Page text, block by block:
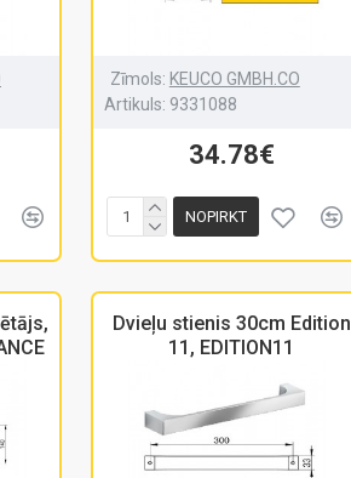
Zīmols: KEUCO GMBH.CO
Artikuls: 9331088
34.78€
NOPIRKT
Dvieļu stienis 30cm Edition
11, EDITION11